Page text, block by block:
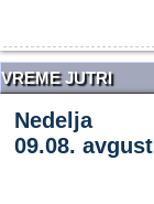
VREME JUTRI
Nedelja
09.08. avgust